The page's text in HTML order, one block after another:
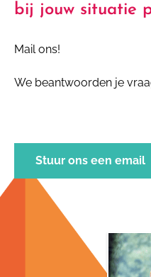
bij jouw situatie
Mail ons!
We beantwoorden je
Stuur ons een email